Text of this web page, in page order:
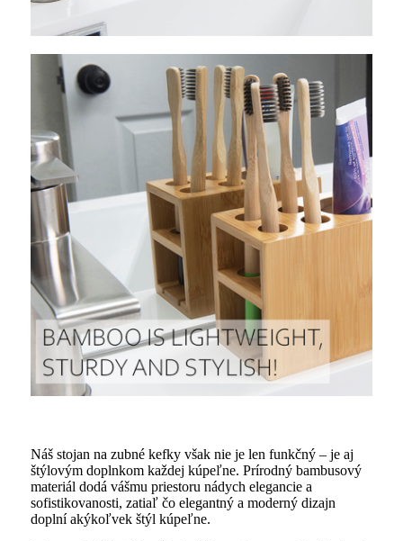
Náš stojan na zubné kefky však nie je len funkčný – je aj
štýlovým doplnkom každej kúpeľne. Prírodný bambusový
materiál dodá vášmu priestoru nádych elegancie a
sofistikovanosti, zatiaľ čo elegantný a moderný dizajn
doplní akýkoľvek štýl kúpeľne.